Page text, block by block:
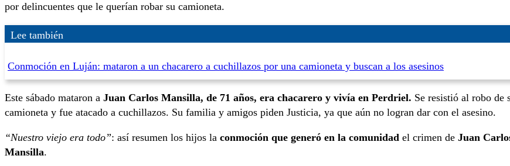
por delincuentes que le querían robar su camioneta.
Lee también
Conmoción en Luján: mataron a un chacarero a cuchillazos por una camioneta y buscan a los asesinos
Este sábado mataron a Juan Carlos Mansilla, de 71 años, era chacarero y vivía en Perdriel. Se resistió al robo de
camioneta y fue atacado a cuchillazos. Su familia y amigos piden Justicia, ya que aún no logran dar con el asesino.
“Nuestro viejo era todo”: así resumen los hijos la conmoción que generó en la comunidad el crimen de Juan
Mansilla.